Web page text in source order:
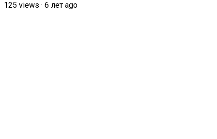
125 views · 6 лет ago